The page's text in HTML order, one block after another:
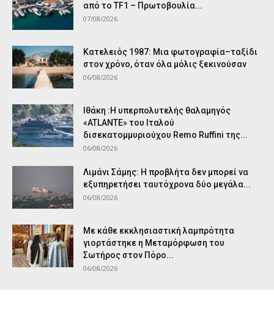
από το TF1 – Πρωτοβουλία...
07/08/2026
Κατελειός 1987: Μια φωτογραφία–ταξίδι
στον χρόνο, όταν όλα μόλις ξεκινούσαν
06/08/2026
Ιθάκη :Η υπερπολυτελής θαλαμηγός
«ATLANTE» του Ιταλού
δισεκατομμυριούχου Remo Ruffini της...
06/08/2026
Λιμάνι Σάμης: Η προβλήτα δεν μπορεί να
εξυπηρετήσει ταυτόχρονα δύο μεγάλα...
06/08/2026
Με κάθε εκκλησιαστική λαμπρότητα
γιορτάστηκε η Μεταμόρφωση του
Σωτήρος στον Πόρο...
06/08/2026